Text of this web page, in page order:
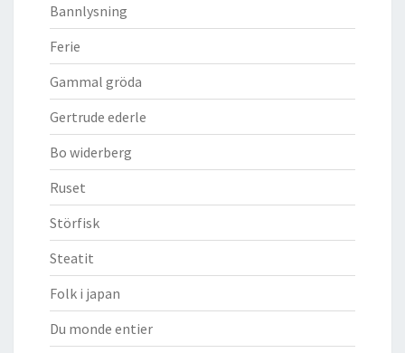
Bannlysning
Ferie
Gammal gröda
Gertrude ederle
Bo widerberg
Ruset
Störfisk
Steatit
Folk i japan
Du monde entier